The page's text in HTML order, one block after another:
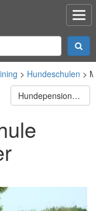
Hundeschulen
Hundepension Grafe